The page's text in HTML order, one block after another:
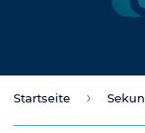
Startseite ›